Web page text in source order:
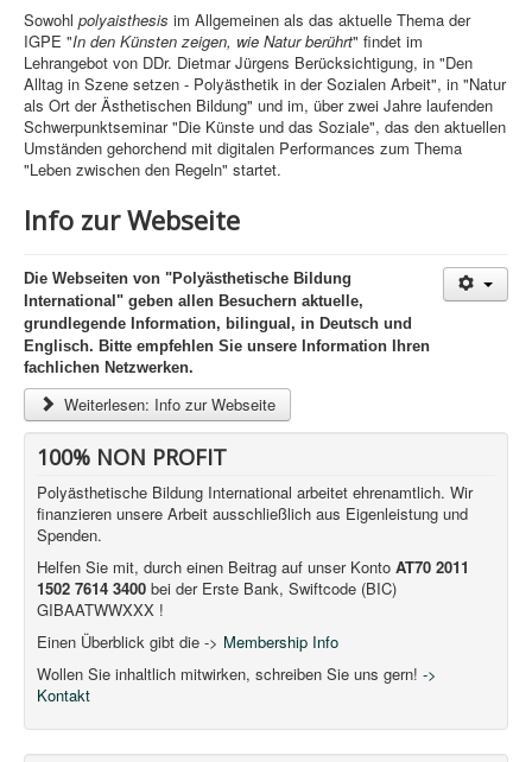
Sowohl polyaisthesis im Allgemeinen als das aktuelle Thema der
IGPE "In den Künsten zeigen, wie Natur berührt" findet im
Lehrangebot von DDr. Dietmar Jürgens Berücksichtigung, in "Den
Alltag in Szene setzen - Polyästhetik in der Sozialen Arbeit", in "Natur
als Ort der Ästhetischen Bildung" und im, über zwei Jahre laufenden
Schwerpunktseminar "Die Künste und das Soziale", das den aktuellen
Umständen gehorchend mit digitalen Performances zum Thema
"Leben zwischen den Regeln" startet.
Info zur Webseite
Die Webseiten von "Polyästhetische Bildung
International" geben allen Besuchern aktuelle,
grundlegende Information, bilingual, in Deutsch und
Englisch. Bitte empfehlen Sie unsere Information Ihren
fachlichen Netzwerken.
Weiterlesen: Info zur Webseite
100% NON PROFIT
Polyästhetische Bildung International arbeitet ehrenamtlich. Wir
finanzieren unsere Arbeit ausschließlich aus Eigenleistung und
Spenden.
Helfen Sie mit, durch einen Beitrag auf unser Konto AT70 2011
1502 7614 3400 bei der Erste Bank, Swiftcode (BIC)
GIBAATWWXXX !
Einen Überblick gibt die -> Membership Info
Wollen Sie inhaltlich mitwirken, schreiben Sie uns gern! ->
Kontakt